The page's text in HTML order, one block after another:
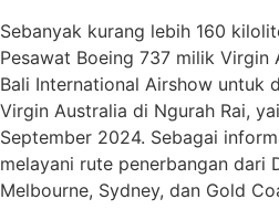
Sebanyak kurang lebih 160
Pesawat Boeing 737 milik Virgin
Bali International Airshow untuk
Virgin Australia di Ngurah Rai,
September 2024. Sebagai
melayani rute penerbangan dari
Melbourne, Sydney, dan Gold